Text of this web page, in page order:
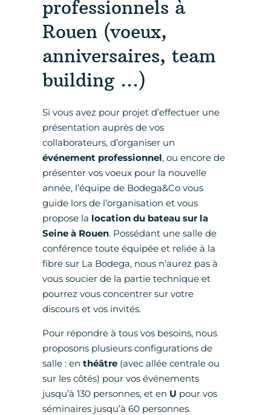
professionnels à
Rouen (voeux,
anniversaires, team
building ...)
Si vous avez pour projet d’effectuer une
présentation auprès de vos
collaborateurs, d’organiser un
événement professionnel, ou encore de
présenter vos voeux pour la nouvelle
année, l’équipe de Bodega&Co vous
guide lors de l’organisation et vous
propose la location du bateau sur la
Seine à Rouen. Possédant une salle de
conférence toute équipée et reliée à la
fibre sur La Bodega, nous n’aurez pas à
vous soucier de la partie technique et
pourrez vous concentrer sur votre
discours et vos invités.
Pour répondre à tous vos besoins, nous
proposons plusieurs configurations de
salle : en théâtre (avec allée centrale ou
sur les côtés) pour vos événements
jusqu’à 130 personnes, et en U pour vos
séminaires jusqu’à 60 personnes.